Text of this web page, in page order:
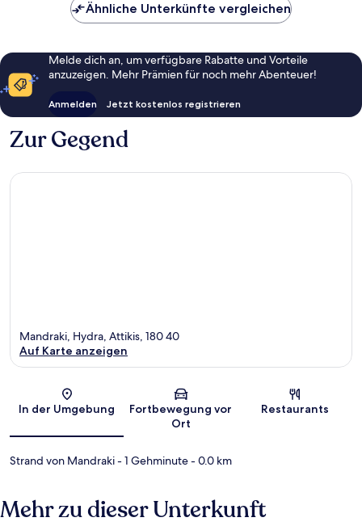
Ähnliche Unterkünfte vergleichen
Melde dich an, um verfügbare Rabatte und Vorteile
anzuzeigen. Mehr Prämien für noch mehr Abenteuer!
Anmelden Jetzt kostenlos registrieren
Zur Gegend
Karte
Mandraki, Hydra, Attikis, 180 40
Auf Karte anzeigen
In der Umgebung
Fortbewegung vor
Ort
Restaurants
Strand von Mandraki- 1 Gehminute- 0.0 km
Mehr zu dieser Unterkunft